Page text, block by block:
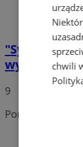
"Sylwester
wystąpi,
9
Portal należy do
chwili